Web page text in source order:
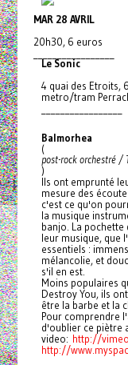
MAR 28 AVRIL
20h30, 6 euros
Le Sonic
4 quai des Etroits,
metro/tram
Balmorhea
(
post-rock orchestré /
)
Ils ont emprunté
mesure des
c'est ce qu'on
la musique
banjo. La
leur musique, que
essentiels :
mélancolie, et
s'il en est.
Moins populaires
Destroy You, ils
être la barbe et la
Pour comprendre
d'oublier ce piètre
video: http://
http://